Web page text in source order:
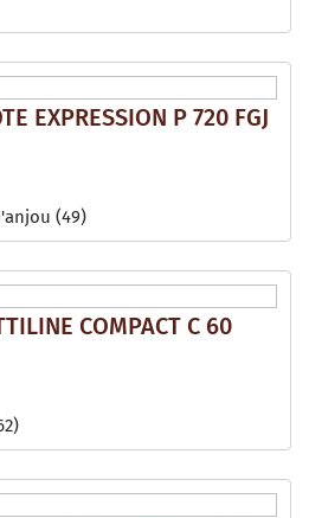
EXPRESSION P 720 FGJ
(49)
COMPACT C 60